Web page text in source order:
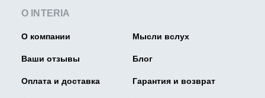
О INTERIA
О компании Мысли вслух
Ваши отзывы Блог
Оплата и доставка Гарантия и возврат